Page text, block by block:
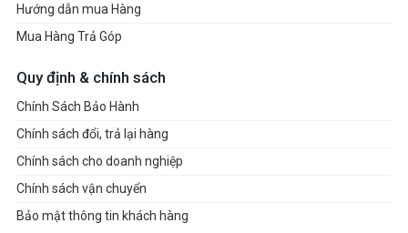
Hướng dẫn mua Hàng
Mua Hàng Trả Góp
Quy định & chính sách
Chính Sách Bảo Hành
Chính sách đổi, trả lại hàng
Chính sách cho doanh nghiệp
Chính sách vận chuyển
Bảo mật thông tin khách hàng